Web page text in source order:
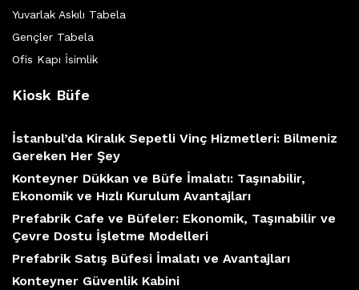
Yuvarlak Askılı Tabela
Gençler Tabela
Ofis Kapı İsimlik
Kiosk Büfe
İstanbul’da Kiralık Sepetli Vinç Hizmetleri: Bilmeniz
Gereken Her Şey
Konteyner Dükkan ve Büfe İmalatı: Taşınabilir,
Ekonomik ve Hızlı Kurulum Avantajları
Prefabrik Cafe ve Büfeler: Ekonomik, Taşınabilir ve
Çevre Dostu İşletme Modelleri
Prefabrik Satış Büfesi İmalatı ve Avantajları
Konteyner Güvenlik Kabini